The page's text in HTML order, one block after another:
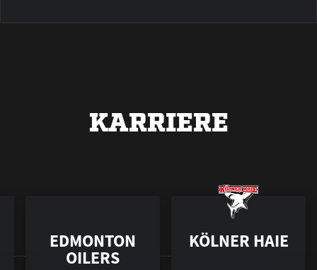
KARRIERE
KÖLNER HAIE
EDMONTON
OILERS